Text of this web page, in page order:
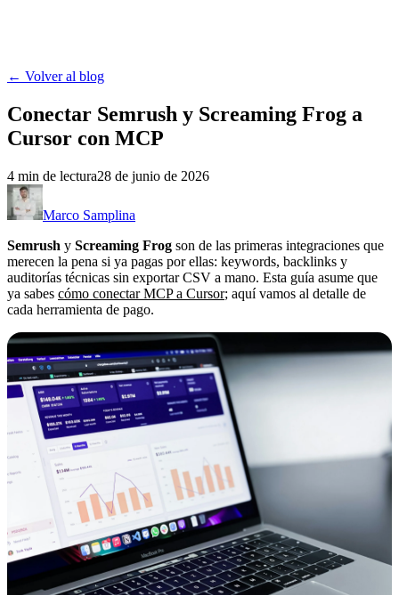
← Volver al blog
Conectar Semrush y Screaming Frog a
Cursor con MCP
4 min de lectura28 de junio de 2026
Marco Samplina
Semrush y Screaming Frog son de las primeras integraciones que
merecen la pena si ya pagas por ellas: keywords, backlinks y
auditorías técnicas sin exportar CSV a mano. Esta guía asume que
ya sabes cómo conectar MCP a Cursor; aquí vamos al detalle de
cada herramienta de pago.